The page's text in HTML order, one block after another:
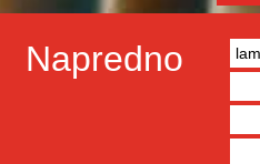
Napredno